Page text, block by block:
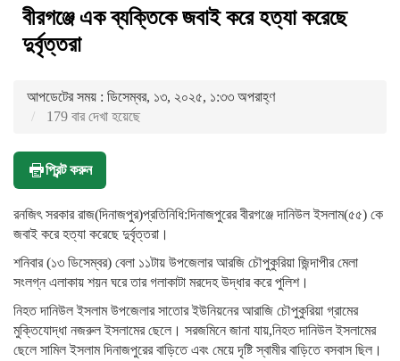
বীরগঞ্জে এক ব্যক্তিকে জবাই করে হত্যা করেছে
দুর্বৃত্তরা
আপডেটের সময় : ডিসেম্বর, ১৩, ২০২৫, ১:৩৩ অপরাহ্ণ
179 বার দেখা হয়েছে
প্রিন্ট করুন
রনজিৎ সরকার রাজ(দিনাজপুর)প্রতিনিধি:দিনাজপুরের বীরগঞ্জে দানিউল ইসলাম(৫৫) কে
জবাই করে হত্যা করেছে দুর্বৃত্তরা।
শনিবার (১৩ ডিসেম্বর) বেলা ১১টায় উপজেলার আরজি চৌপুকুরিয়া জিন্দাপীর মেলা
সংলগ্ন এলাকায় শয়ন ঘরে তার গলাকাটা মরদেহ উদ্ধার করে পুলিশ।
নিহত দানিউল ইসলাম উপজেলার সাতোর ইউনিয়নের আরাজি চৌপুকুরিয়া গ্রামের
মুক্তিযোদ্ধা নজরুল ইসলামের ছেলে। সরজমিনে জানা যায়,নিহত দানিউল ইসলামের
ছেলে সামিল ইসলাম দিনাজপুরের বাড়িতে এবং মেয়ে দৃষ্টি স্বামীর বাড়িতে বসবাস ছিল।